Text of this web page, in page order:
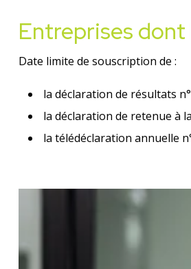
Entreprises
Date limite de souscription de :
la déclaration de résultats
la déclaration de retenue à
la télédéclaration annuelle